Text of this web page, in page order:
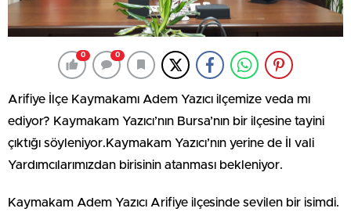
0 0
Arifiye İlçe Kaymakamı Adem Yazıcı ilçemize veda mı
ediyor? Kaymakam Yazıcı’nın Bursa’nın bir ilçesine tayini
çıktığı söyleniyor.Kaymakam Yazıcı’nın yerine de İl vali
Yardımcılarımızdan birisinin atanması bekleniyor.
Kaymakam Adem Yazıcı Arifiye ilçesinde sevilen bir isimdi.